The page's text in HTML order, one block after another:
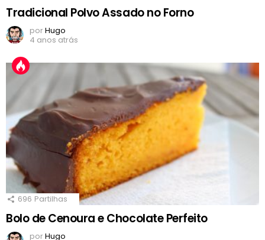
Tradicional Polvo Assado no Forno
porHugo
4 anos atrás
696 Partilhas
Bolo de Cenoura e Chocolate Perfeito
porHugo